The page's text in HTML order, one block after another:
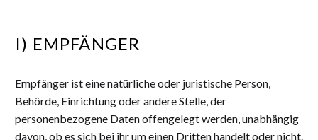
I) EMPFÄNGER
Empfänger ist eine natürliche oder juristische Person,
Behörde, Einrichtung oder andere Stelle, der
personenbezogene Daten offengelegt werden, unabhängig
davon, ob es sich bei ihr um einen Dritten handelt oder nicht.